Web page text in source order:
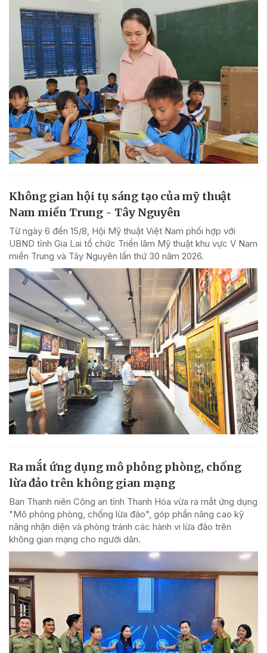
Không gian hội tụ sáng tạo của mỹ thuật
Nam miền Trung - Tây Nguyên
Từ ngày 6 đến 15/8, Hội Mỹ thuật Việt Nam phối hợp với
UBND tỉnh Gia Lai tổ chức Triển lãm Mỹ thuật khu vực V Nam
miền Trung và Tây Nguyên lần thứ 30 năm 2026.
Ra mắt ứng dụng mô phỏng phòng, chống
lừa đảo trên không gian mạng
Ban Thanh niên Công an tỉnh Thanh Hóa vừa ra mắt ứng dụng
"Mô phỏng phòng, chống lừa đảo", góp phần nâng cao kỹ
năng nhận diện và phòng tránh các hành vi lừa đảo trên
không gian mạng cho người dân.